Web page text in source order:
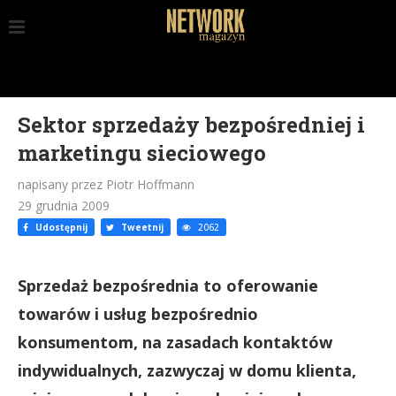
Sektor sprzedaży bezpośredniej i
marketingu sieciowego
napisany przez Piotr Hoffmann
29 grudnia 2009
Udostępnij Tweetnij 2062
Sprzedaż bezpośrednia to oferowanie
towarów i usług bezpośrednio
konsumentom, na zasadach kontaktów
indywidualnych, zazwyczaj w domu klienta,